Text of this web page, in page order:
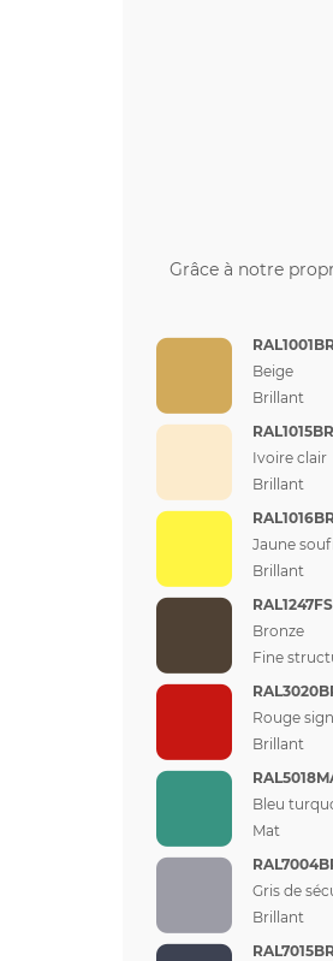
Grâce à notre
Beige
Brillant
RAL1015BR
Ivoire clair
Brillant
Jaune
Brillant
RAL1247FS
Bronze
Fine
Rouge
Brillant
Bleu
Mat
Gris de
Brillant